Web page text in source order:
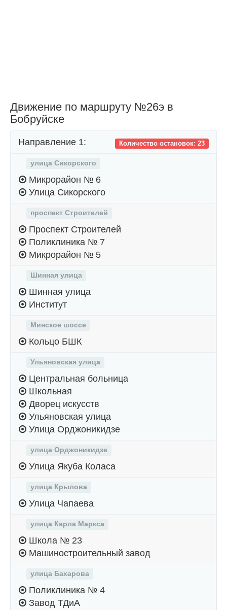
Движение по маршруту №26э в
Бобруйске
Количество остановок: 23
Направление 1:
улица Сикорского
Микрорайон № 6
Улица Сикорского
проспект Строителей
Проспект Строителей
Поликлиника № 7
Микрорайон № 5
Шинная улица
Шинная улица
Институт
Минское шоссе
Кольцо БШК
Ульяновская улица
Центральная больница
Школьная
Дворец искусств
Ульяновская улица
Улица Орджоникидзе
улица Орджоникидзе
Улица Якуба Коласа
улица Крылова
Улица Чапаева
улица Карла Маркса
Школа № 23
Машиностроительный завод
улица Бахарова
Поликлиника № 4
Завод ТДиА